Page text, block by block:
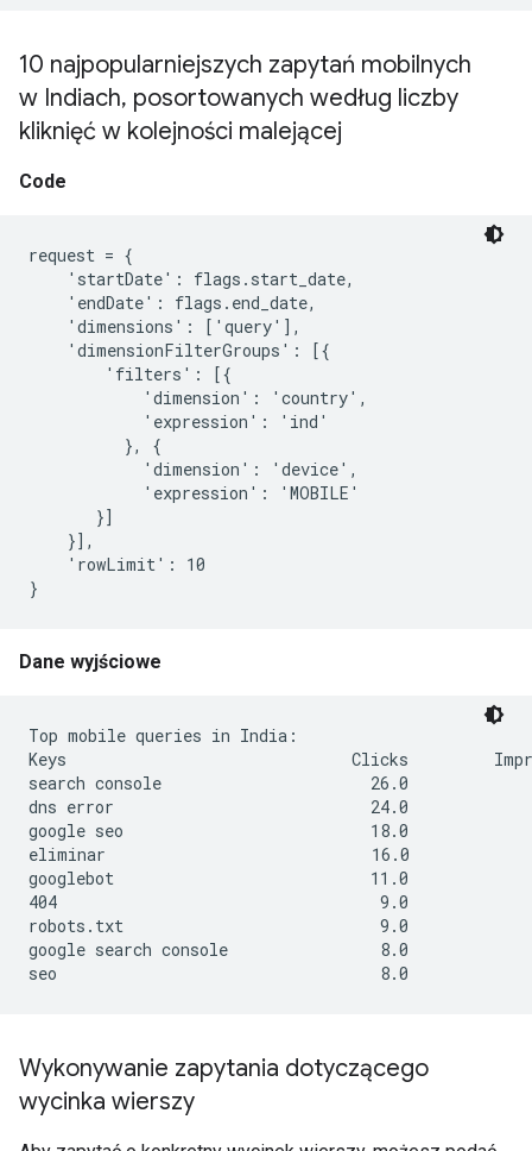
10 najpopularniejszych zapytań mobilnych
w Indiach, posortowanych według liczby
kliknięć w kolejności malejącej
Code
request = {
    'startDate': flags.start_date,
    'endDate': flags.end_date,
    'dimensions': ['query'],
    'dimensionFilterGroups': [{
        'filters': [{
            'dimension': 'country',
            'expression': 'ind'
          }, {
            'dimension': 'device',
            'expression': 'MOBILE'
       }]
    }],
    'rowLimit': 10
Dane wyjściowe
Top mobile queries in India:
Keys                              Clicks
search console                      26.0
dns error                           24.0
google seo                          18.0
eliminar                            16.0
googlebot                           11.0
404                                  9.0               214.0
robots.txt                           9.0
google search console                8.0
seo                                  8.0               111.0
Wykonywanie zapytania dotyczącego
wycinka wierszy